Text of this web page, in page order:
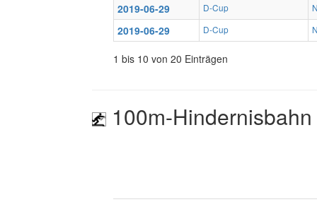
2019-06-29 D-Cup
2019-06-29 D-Cup
1 bis 10 von 20 Einträgen
100m-